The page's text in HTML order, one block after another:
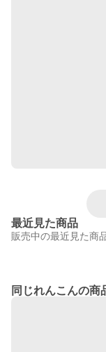
最近見た商品
販売中の最近見た商
同じれんこんの商